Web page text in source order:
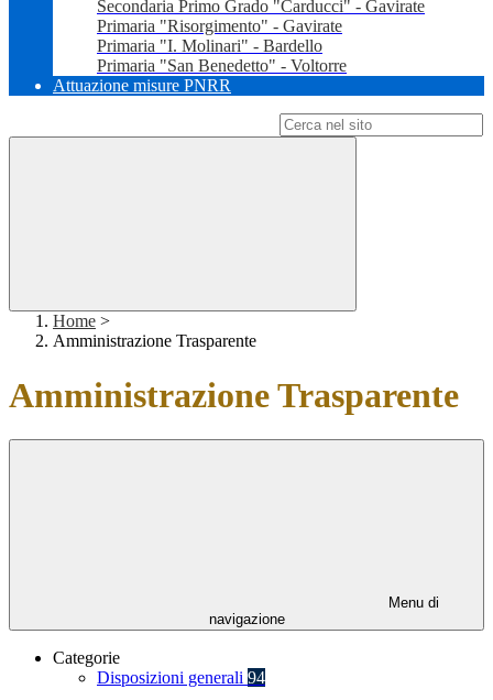
Secondaria Primo Grado "Carducci" - Gavirate
Primaria "Risorgimento" - Gavirate
Primaria "I. Molinari" - Bardello
Primaria "San Benedetto" - Voltorre
Attuazione misure PNRR
Home >
Amministrazione Trasparente
Amministrazione Trasparente
Menu di
navigazione
Categorie
Disposizioni generali 94